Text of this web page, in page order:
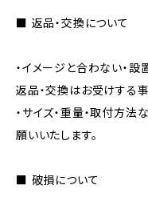
■ 返品・交換について
・イメージと合わない・
返品・交換はお受けする
・サイズ・重量・取付方
願いいたします。
■ 破損について